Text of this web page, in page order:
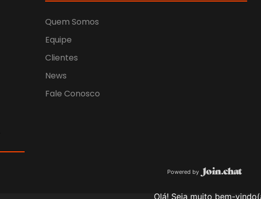
Quem Somos
Equipe
Clientes
News
Fale Conosco
Powered by
Olá! Seja muito bem-